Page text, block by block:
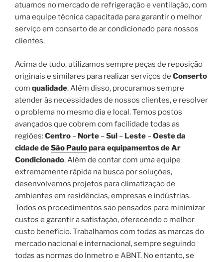
atuamos no mercado de refrigeração e ventilação, com
uma equipe técnica capacitada para garantir o melhor
serviço em conserto de ar condicionado para nossos
clientes.
Acima de tudo, utilizamos sempre peças de reposição
originais e similares para realizar serviços de Conserto
com qualidade. Além disso, procuramos sempre
atender às necessidades de nossos clientes, e resolver
o problema no mesmo dia e local. Temos postos
avançados que cobrem com facilidade todas as
regiões:Centro – Norte –Sul – Leste –Oeste da
cidade deSão Paulopara equipamentos de Ar
Condicionado. Além de contar com uma equipe
extremamente rápida na busca por soluções,
desenvolvemos projetos para climatização de
ambientes em residências, empresas e indústrias.
Todos os procedimentos são pensados para minimizar
custos e garantir a satisfação, oferecendo o melhor
custo benefício. Trabalhamos com todas as marcas do
mercado nacional e internacional, sempre seguindo
todas as normas do Inmetro e ABNT. No entanto, se